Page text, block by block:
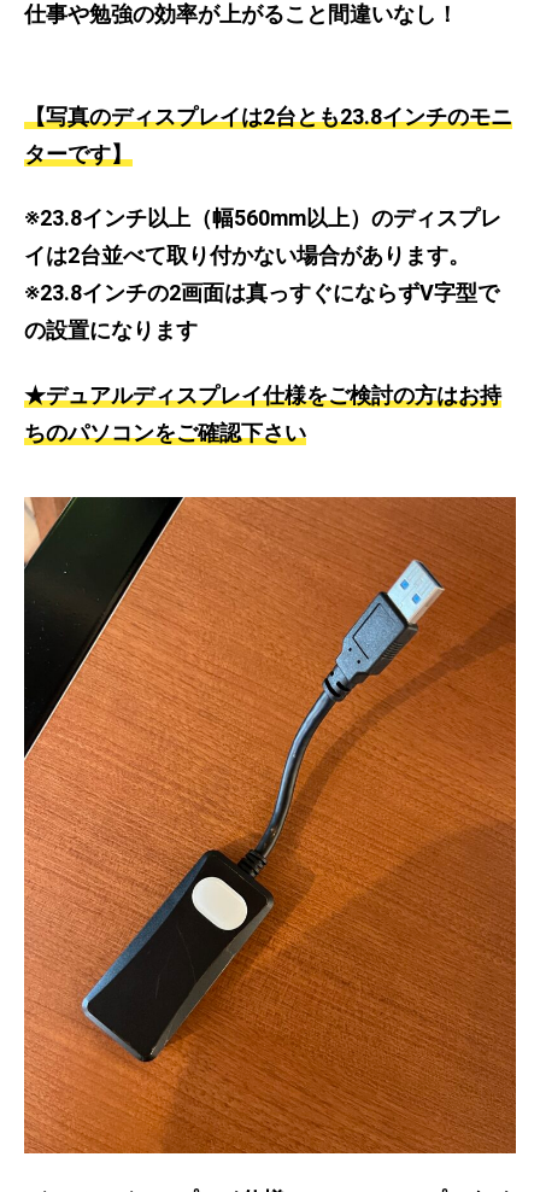
仕事や勉強の効率が上がること間違いなし！
【写真のディスプレイは2台とも23.8インチのモニ
ターです】
※23.8インチ以上（幅560mm以上）のディスプレ
イは2台並べて取り付かない場合があります。
※23.8インチの2画面は真っすぐにならずV字型で
の設置になります
★デュアルディスプレイ仕様をご検討の方はお持
ちのパソコンをご確認下さい